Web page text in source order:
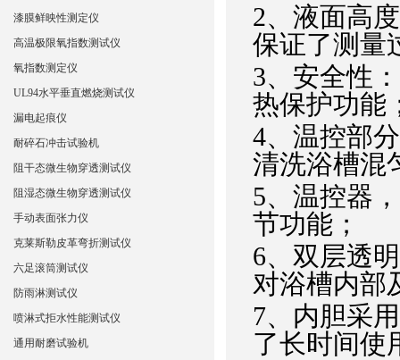
2、 液面高
保证了测量
3、 安全性
热保护功能
4、 温控部
清洗浴槽混
5、 温控器
节功能；
6、 双层透
对浴槽内部
7、 内胆采
了长时间使
漆膜鲜映性测定仪
高温极限氧指数测试仪
氧指数测定仪
UL94水平垂直燃烧测试仪
漏电起痕仪
耐碎石冲击试验机
阻干态微生物穿透测试仪
阻湿态微生物穿透测试仪
手动表面张力仪
克莱斯勒皮革弯折测试仪
六足滚筒测试仪
防雨淋测试仪
喷淋式拒水性能测试仪
通用耐磨试验机